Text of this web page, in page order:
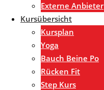
Externe Anbieter
Kursübersicht
Kursplan
Yoga
Bauch Beine Po
Rücken Fit
Step Kurs